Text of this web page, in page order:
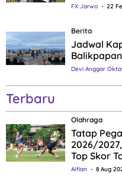
FX Jarwo 22
Berita
Jadwal
Devi Anggar
Terbaru
Olahraga
Tatap
2026/
Top Skor
Alfian 8 Aug